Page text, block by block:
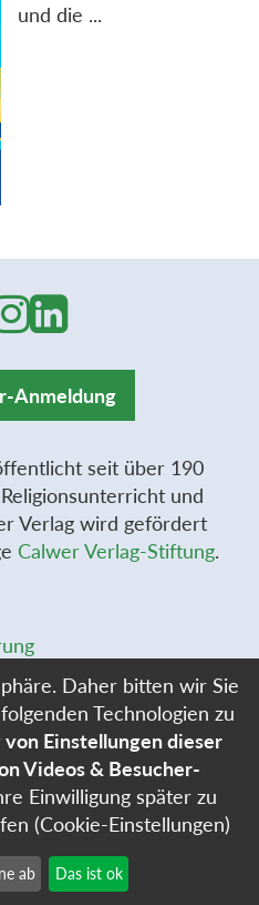
und die ...
Anmeldung
seit über 190
und
Verlag wird gefördert
Calwer Verlag-Stiftung.
Daher bitten wir Sie
Technologien zu
Einstellungen dieser
Videos & Besucher-
Einwilligung später zu
(Cookie-Einstellungen)
ab Das ist ok